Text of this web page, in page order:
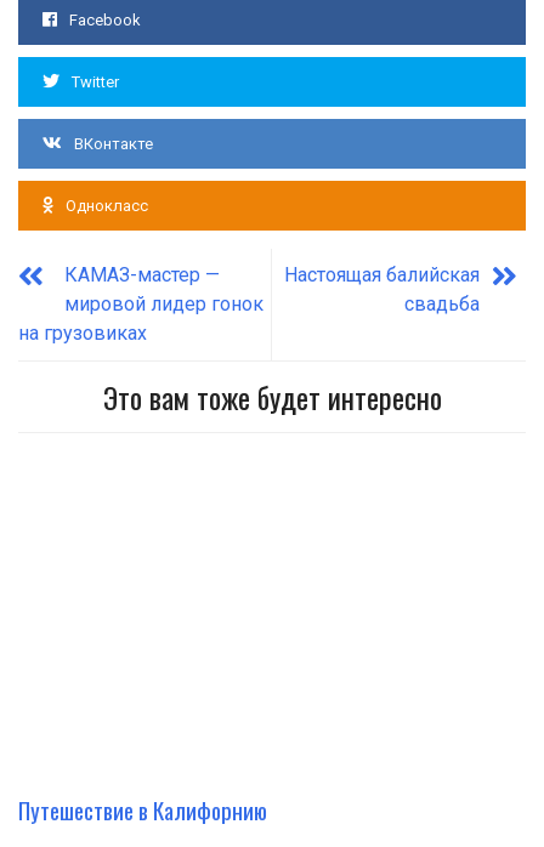
Facebook
Twitter
ВКонтакте
Однокласс
КАМАЗ-мастер —
мировой лидер гонок
на грузовиках
Настоящая балийская
свадьба
Это вам тоже будет интересно
Путешествие в Калифорнию